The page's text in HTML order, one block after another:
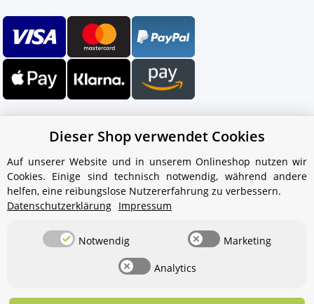
Ihr WhatsApp-Kontakt zum
Service Team
von Aquintos-Wasseraufbereitung
Hallo und herzlich willkommen
Wasseraufbereitung Wie darf ich
Dieser Shop verwendet Cookies
Auf unserer Website und in unserem Onlineshop nutzen wir
Cookies. Einige sind technisch notwendig, während andere
helfen, eine reibungslose Nutzererfahrung zu verbessern.
Datenschutzerklärung Impressum
Notwendig Marketing
Analytics